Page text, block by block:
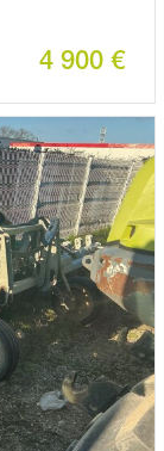
4 900 €